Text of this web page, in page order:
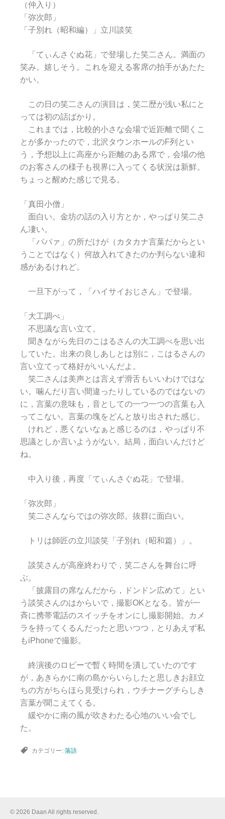
（仲入り）
「弥次郎」
「子別れ（昭和編）」立川談笑
「てぃんさぐぬ花」で登場した笑二さん。満面の
笑み。嬉しそう。これを迎える客席の拍手があたた
かい。
この日の笑二さんの演目は，笑二歴が浅い私にと
っては初の話ばかり。
これまでは，比較的小さな会場で近距離で聞くこ
とが多かったので，北沢タウンホールのF列とい
う，予想以上に高座から距離のある席で，会場の他
のお客さんの様子も視界に入ってくる状況は新鮮。
ちょっと醒めた感じで見る。
「真田小僧」
面白い。金坊の話の入り方とか，やっぱり笑二さ
ん凄い。
「パパァ」の所だけが（カタカナ言葉だからとい
うことではなく）何故入れてきたのか判らない違和
感があるけれど。
一旦下がって，「ハイサイおじさん」で登場。
「大工調べ」
不思議な言い立て。
聞きながら先日のこはるさんの大工調べを思い出
していた。出来の良しあしとは別に，こはるさんの
言い立てって格好がいいんだよ。
笑二さんは美声とは言えず滑舌もいいわけではな
い。噛んだり言い間違ったりしているのではないの
に，言葉の意味も，音としての一つ一つの言葉も入
ってこない。言葉の塊をどんと放り出された感じ。
けれど，悪くないなぁと感じるのは，やっぱり不
思議としか言いようがない。結局，面白いんだけど
ね。
中入り後，再度「てぃんさぐぬ花」で登場。
「弥次郎」
笑二さんならではの弥次郎。抜群に面白い。
トリは師匠の立川談笑「子別れ（昭和篇）」。
談笑さんが高座終わりで，笑二さんを舞台に呼
ぶ。
「披露目の席なんだから，ドンドン広めて」とい
う談笑さんのはからいで，撮影OKとなる。皆が一
斉に携帯電話のスイッチをオンにし撮影開始。カメ
ラを持ってくるんだったと思いつつ，とりあえず私
もiPhoneで撮影。
終演後のロビーで暫く時間を潰していたのです
が，あきらかに南の島からいらしたと思しきお顔立
ちの方がちらほら見受けられ，ウチナーグチらしき
言葉が聞こえてくる。
緩やかに南の風が吹きわたる心地のいい会でし
た。
カテゴリー: 落語
© 2026 Daan All rights reserved.